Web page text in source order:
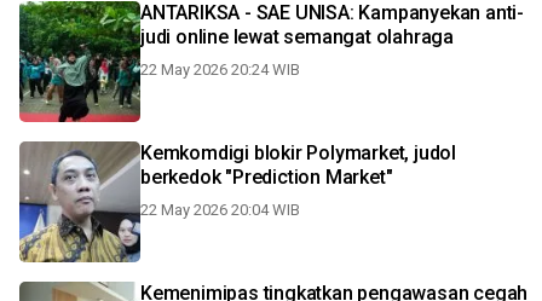
ANTARIKSA - SAE UNISA: Kampanyekan anti-
judi online lewat semangat olahraga
22 May 2026 20:24 WIB
Kemkomdigi blokir Polymarket, judol
berkedok "Prediction Market"
22 May 2026 20:04 WIB
Kemenimipas tingkatkan pengawasan cegah